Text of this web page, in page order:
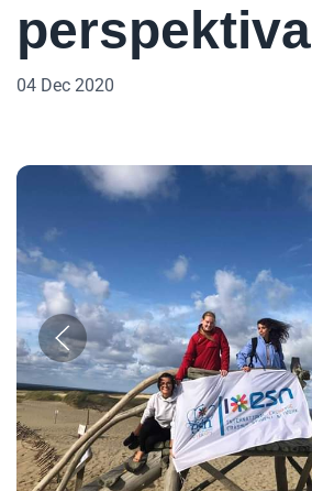
perspektiva
04 Dec 2020